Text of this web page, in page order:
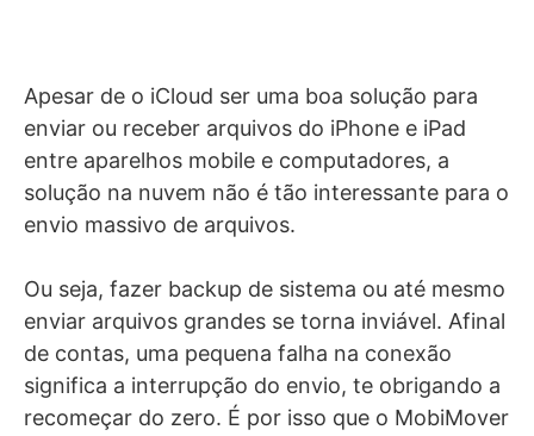
Apesar de o iCloud ser uma boa solução para
enviar ou receber arquivos do iPhone e iPad
entre aparelhos mobile e computadores, a
solução na nuvem não é tão interessante para o
envio massivo de arquivos.
Ou seja, fazer backup de sistema ou até mesmo
enviar arquivos grandes se torna inviável. Afinal
de contas, uma pequena falha na conexão
significa a interrupção do envio, te obrigando a
recomeçar do zero. É por isso que o MobiMover